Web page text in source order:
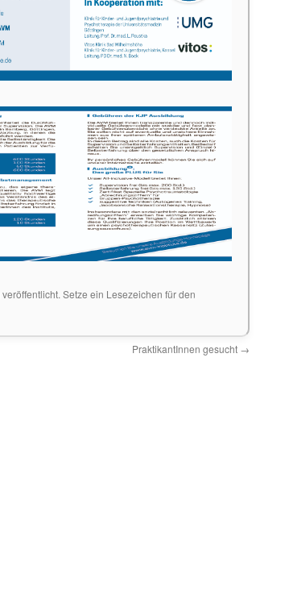
veröffentlicht. Setze ein Lesezeichen für den
PraktikantInnen gesucht →